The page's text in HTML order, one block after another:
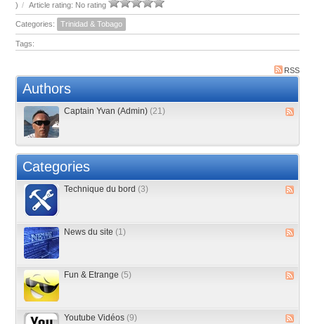
) / Article rating: No rating
Categories: Trinidad & Tobago
Tags:
RSS
Authors
Captain Yvan (Admin) (21)
Categories
Technique du bord (3)
News du site (1)
Fun & Etrange (5)
Youtube Vidéos (9)